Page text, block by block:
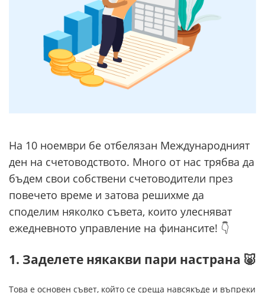
На 10 ноември бе отбелязан Международният
ден на счетоводството. Много от нас трябва да
бъдем свои собствени счетоводители през
повечето време и затова решихме да
споделим няколко съвета, които улесняват
ежедневното управление на финансите! 👇
1. Заделете някакви пари настрана 🐷
Това е основен съвет, който се среща навсякъде и въпреки